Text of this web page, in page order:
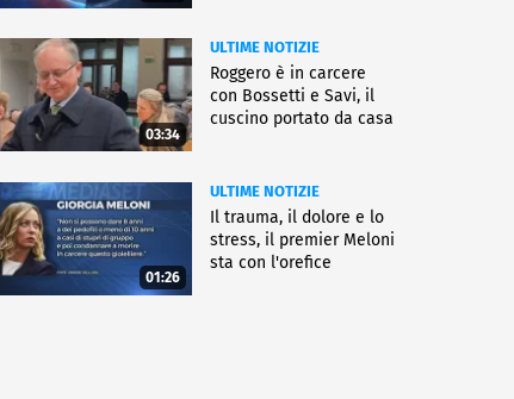
03:34
ULTIME NOTIZIE
Roggero è in carcere
con Bossetti e Savi, il
cuscino portato da casa
01:26
ULTIME NOTIZIE
Il trauma, il dolore e lo
stress, il premier Meloni
sta con l'orefice